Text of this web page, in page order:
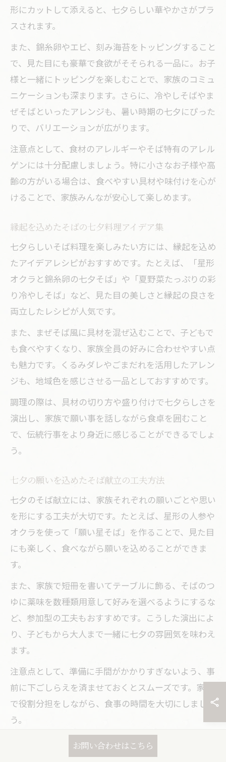
形にカットして添えると、七夕らしい華やかさがプラ
スされます。
また、錦糸卵やエビ、刻み海苔をトッピングすること
で、見た目にも豪華で食欲がそそられる一品に。お子
様と一緒にトッピングを楽しむことで、家族のコミュ
ニケーションも深まります。さらに、冷やしそばやま
ぜそばといったアレンジも、暑い時期の七夕にぴった
りで、バリエーションが広がります。
注意点として、食材のアレルギーやそば特有のアレル
ゲンには十分配慮しましょう。特に小さなお子様や高
齢の方がいる場合は、食べやすい具材や味付けを心が
けることで、家族みんなが安心して楽しめます。
縁起を込めたそばの七夕料理アイデア集
七夕らしいそば料理を楽しみたい方には、縁起を込め
たアイデアレシピがおすすめです。たとえば、「星形
オクラと錦糸卵の七夕そば」や「夏野菜たっぷりの彩
り冷やしそば」など、見た目の美しさと縁起の良さを
両立したレシピが人気です。
また、まぜそば風に具材を混ぜ込むことで、子どもで
も食べやすくなり、家族全員の好みに合わせやすい点
も魅力です。くるみダレやごまだれを活用したアレン
ジも、地域色を感じさせる一品としておすすめです。
調理の際は、具材の切り方や盛り付けで七夕らしさを
演出し、家族で願い事を話しながら食卓を囲むこと
で、伝統行事をより身近に感じることができるでしょ
う。
七夕の願いを込めたそば献立の工夫方法
七夕のそば献立には、家族それぞれの願いごとや思い
を形にする工夫が大切です。たとえば、星形の人参や
オクラを使って「願い星そば」を作ることで、見た目
にも楽しく、食べながら願いを込めることができま
す。
また、家族で短冊を書いてテーブルに飾る、そばのつ
ゆに薬味を数種類用意して好みを選べるようにするな
ど、参加型の工夫もおすすめです。こうした演出によ
り、子どもから大人まで一緒に七夕の雰囲気を味わえ
ます。
注意点として、準備に手間がかかりすぎないよう、事
前に下ごしらえを済ませておくとスムーズです。家族
で役割分担をしながら、食事の時間を大切にしましょ
う。
そばで彩る七夕の縁起メニュー構成例
お問い合わせはこちら